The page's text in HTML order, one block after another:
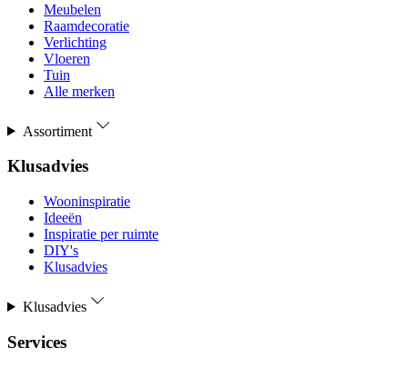
Meubelen
Raamdecoratie
Verlichting
Vloeren
Tuin
Alle merken
Assortiment
Klusadvies
Wooninspiratie
Ideeën
Inspiratie per ruimte
DIY's
Klusadvies
Klusadvies
Services